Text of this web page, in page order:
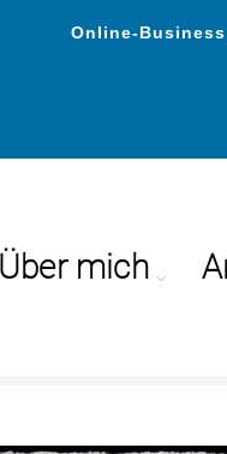
Online-
Über mich